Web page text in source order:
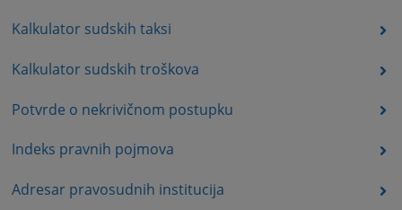
Kalkulator sudskih taksi
Kalkulator sudskih troškova
Potvrde o nekrivičnom postupku
Indeks pravnih pojmova
Adresar pravosudnih institucija